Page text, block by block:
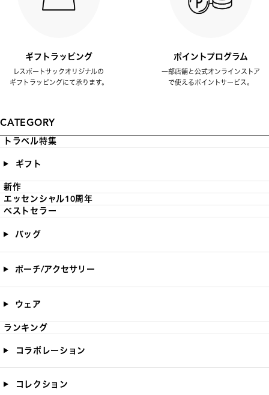
ギフトラッピング
レスポートサックオリジナルの
ギフトラッピングにて承ります。
ポイントプログラム
一部店舗と公式オンラインストア
で使えるポイントサービス。
CATEGORY
トラベル特集
ギフト
新作
エッセンシャル10周年
ベストセラー
バッグ
ポーチ/アクセサリー
ウェア
ランキング
コラボレーション
コレクション